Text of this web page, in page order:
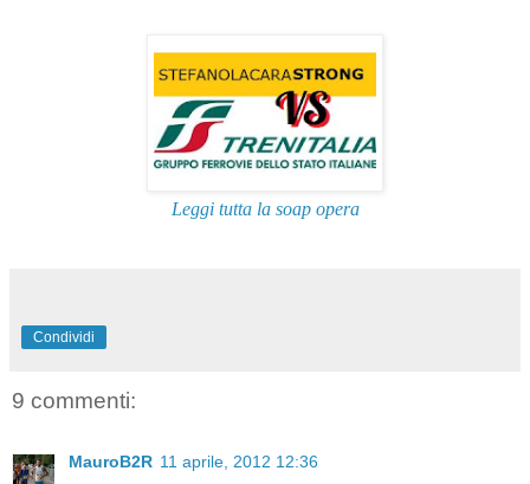
Leggi tutta la soap opera
Condividi
9 commenti:
MauroB2R 11 aprile, 2012 12:36